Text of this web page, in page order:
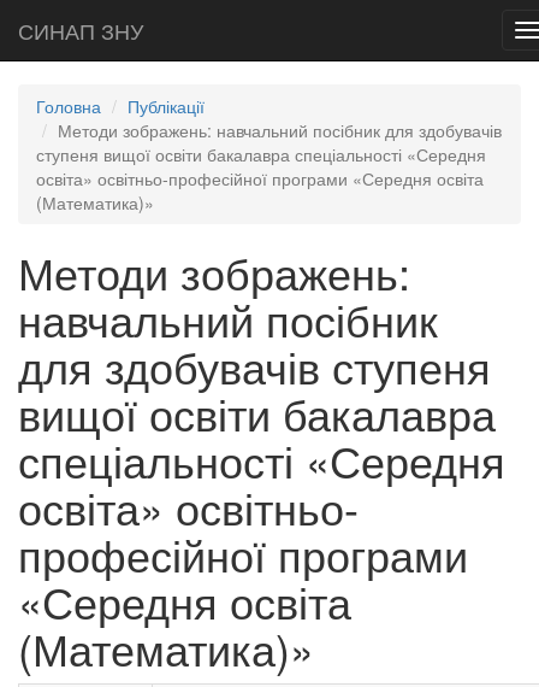
СИНАП ЗНУ
Головна
Публікації
Методи зображень: навчальний посібник для здобувачів
ступеня вищої освіти бакалавра спеціальності «Середня
освіта» освітньо-професійної програми «Середня освіта
(Математика)»
Методи зображень:
навчальний посібник
для здобувачів ступеня
вищої освіти бакалавра
спеціальності «Середня
освіта» освітньо-
професійної програми
«Середня освіта
(Математика)»